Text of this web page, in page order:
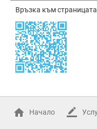
Връзка към
Начало